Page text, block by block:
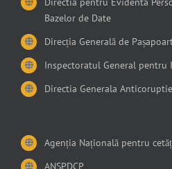
Bazelor de Date
Direcția Generală de
Inspectoratul General pentru
Directia Generala Anticoruptie
Agenția Națională pentru
ANSPDCP